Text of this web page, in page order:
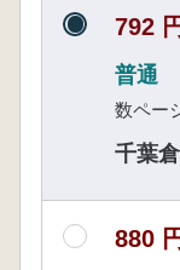
792
普通
数ペー
千葉
880